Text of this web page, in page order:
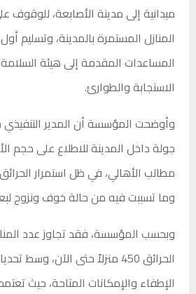
ميدانية إلى مدينة الأصابعة، للوقوف
المنازل المستمرة بالمدينة، وتسليم
المساعدات المقدمة إلى هيئة
الاستجابة والطوارئ.
وأوضحت المؤسسة أن المدير
جولة داخل المدينة للاطلاع على حجم
مطالب الأهالي، في ظل استمرار
وما تسببت فيه من حالة خوف ونزوح
وبحسب المؤسسة، فقد تجاوز عدد
الحرائق 450 منزلاً حتى الآن،
الإطفاء والإمكانات المتاحة، حيث